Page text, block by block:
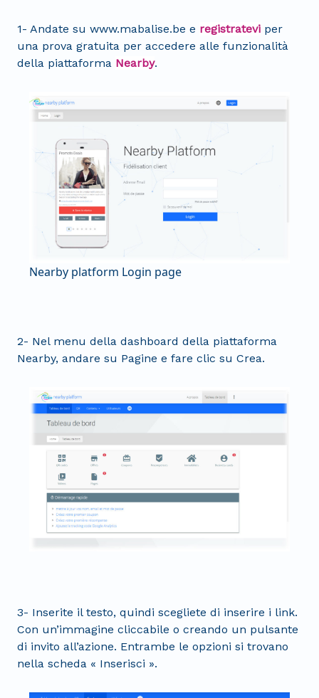
1- Andate su www.mabalise.be e registratevi per
una prova gratuita per accedere alle funzionalità
della piattaforma Nearby.
Nearby platform Login page
2- Nel menu della dashboard della piattaforma
Nearby, andare su Pagine e fare clic su Crea.
3- Inserite il testo, quindi scegliete di inserire i link.
Con un’immagine cliccabile o creando un pulsante
di invito all’azione. Entrambe le opzioni si trovano
nella scheda « Inserisci ».